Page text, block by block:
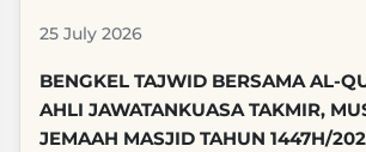
25 July 2026
BENGKEL TAJWID BERSAMA AL-
AHLI JAWATANKUASA TAKMIR,
JEMAAH MASJID TAHUN 1447H/